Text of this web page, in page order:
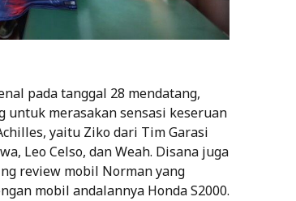
pada tanggal 28 mendatang,
untuk merasakan sensasi keseruan
yaitu Ziko dari Tim Garasi
Leo Celso, dan Weah. Disana juga
review mobil Norman yang
mobil andalannya Honda S2000.